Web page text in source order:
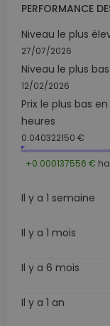
PERFORMANCE
Niveau le plus
27/07/2026
Niveau le plus bas
12/02/2026
Prix le plus bas
heures
0.040322150 €
+0.000137556 €
Il y a 1 semaine
Il y a 1 mois
Il y a 6 mois
Il y a 1 an